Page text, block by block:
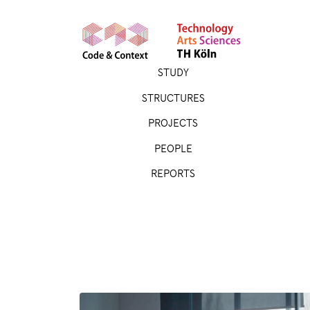
STUDY
STRUCTURES
PROJECTS
PEOPLE
REPORTS